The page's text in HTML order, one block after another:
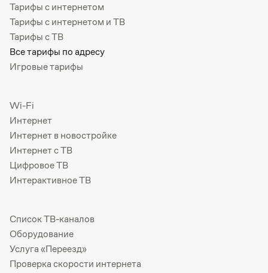
Тарифы с интернетом
Тарифы с интернетом и ТВ
Тарифы с ТВ
Все тарифы по адресу
Игровые тарифы
Wi-Fi
Интернет
Интернет в новостройке
Интернет с ТВ
Цифровое ТВ
Интерактивное ТВ
Список ТВ-каналов
Оборудование
Услуга «Переезд»
Проверка скорости интернета